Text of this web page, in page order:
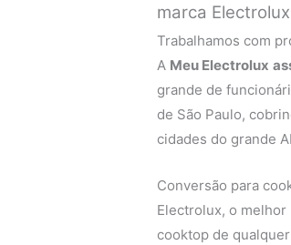
marca
Trabalhamos com
A Meu Electrolux
grande de
de São Paulo,
cidades do grande
Conversão para
Electrolux, o
cooktop de